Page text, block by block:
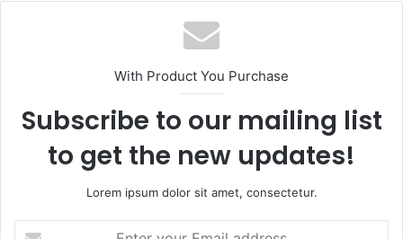
With Product You Purchase
Subscribe to our mailing list
to get the new updates!
Lorem ipsum dolor sit amet, consectetur.